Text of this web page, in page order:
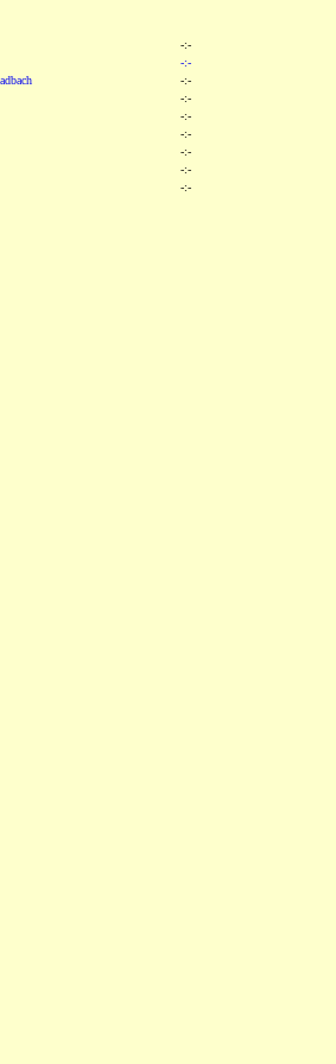
-:-
-:-
-:-
-:-
-:-
-:-
-:-
-:-
-:-